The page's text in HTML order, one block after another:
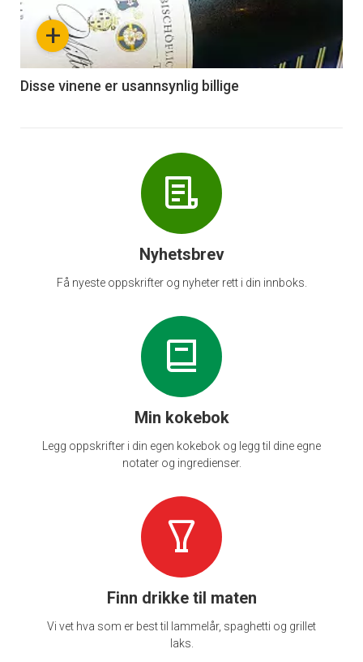
nå
6
+
Disse vinene er usannsynlig billige
Nyhetsbrev
Få nyeste oppskrifter og nyheter rett i din innboks.
Min kokebok
Legg oppskrifter i din egen kokebok og legg til dine egne
notater og ingredienser.
Finn drikke til maten
Vi vet hva som er best til lammelår, spaghetti og grillet
laks.